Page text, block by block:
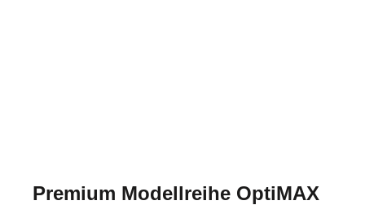
Premium Modellreihe OptiMAX